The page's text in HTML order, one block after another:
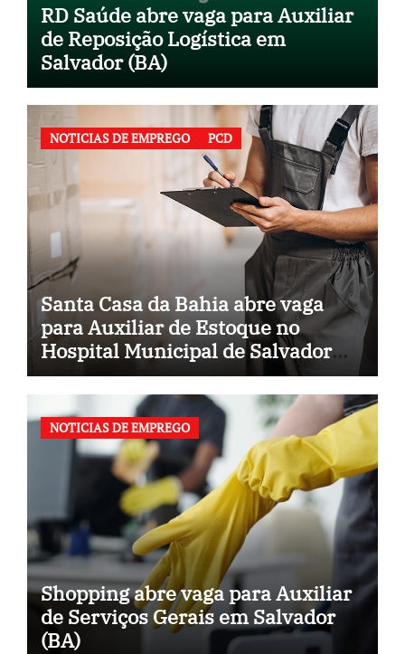
RD Saúde abre vaga para Auxiliar
de Reposição Logística em
Salvador (BA)
NOTICIAS DE EMPREGO PCD
Santa Casa da Bahia abre vaga
para Auxiliar de Estoque no
Hospital Municipal de Salvador
(BA)
NOTICIAS DE EMPREGO
Shopping abre vaga para Auxiliar
de Serviços Gerais em Salvador
(BA)